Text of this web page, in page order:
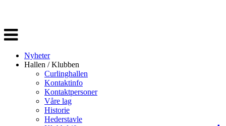
Veksle
navigasjon
Nyheter
Hallen / Klubben
Curlinghallen
Kontaktinfo
Kontaktpersoner
Våre lag
Historie
Hederstavle